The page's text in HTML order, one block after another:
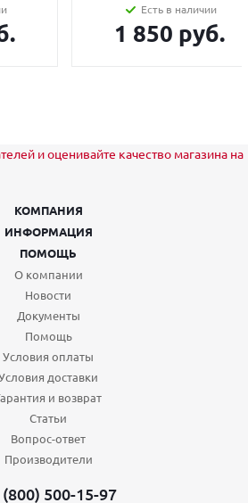
Есть в наличии
1 850 руб.
КОМПАНИЯ
ИНФОРМАЦИЯ
ПОМОЩЬ
О компании
Новости
Документы
Помощь
Условия оплаты
доставки
и возврат
Статьи
Вопрос-ответ
Производители
(800) 500-15-97